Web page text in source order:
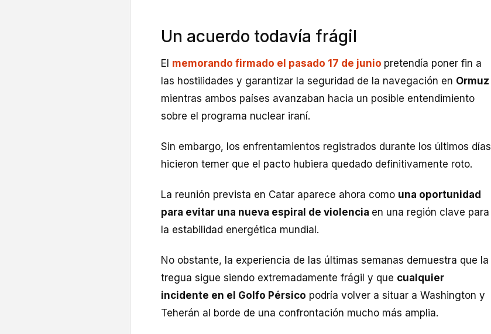
Un acuerdo todavía frágil
El memorando firmado el pasado 17 de junio pretendía poner fin a
las hostilidades y garantizar la seguridad de la navegación en Ormuz
mientras ambos países avanzaban hacia un posible entendimiento
sobre el programa nuclear iraní.
Sin embargo, los enfrentamientos registrados durante los últimos días
hicieron temer que el pacto hubiera quedado definitivamente roto.
La reunión prevista en Catar aparece ahora como una oportunidad
para evitar una nueva espiral de violencia en una región clave para
la estabilidad energética mundial.
No obstante, la experiencia de las últimas semanas demuestra que la
tregua sigue siendo extremadamente frágil y que cualquier
incidente en el Golfo Pérsico podría volver a situar a Washington y
Teherán al borde de una confrontación mucho más amplia.